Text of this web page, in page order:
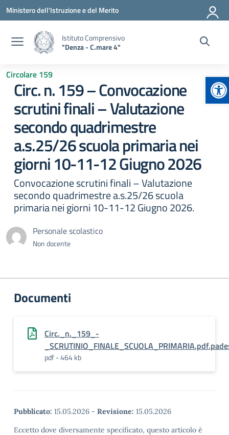
Vai ai contenuti
Vai al menu di navigazione
Vai al footer
Ministero dell'Istruzione e del Merito
Istituto Comprensivo
"Denza - C.mare 4"
Circolare 159
Circ. n. 159 – Convocazione
scrutini finali – Valutazione
secondo quadrimestre
a.s.25/26 scuola primaria nei
giorni 10-11-12 Giugno 2026
Convocazione scrutini finali – Valutazione
secondo quadrimestre a.s.25/26 scuola
primaria nei giorni 10-11-12 Giugno 2026.
Personale scolastico
Non docente
Documenti
Circ._n._159_-
pdf - 464 kb
Pubblicato: 15.05.2026 - Revisione: 15.05.2026
Eccetto dove diversamente specificato, questo articolo è